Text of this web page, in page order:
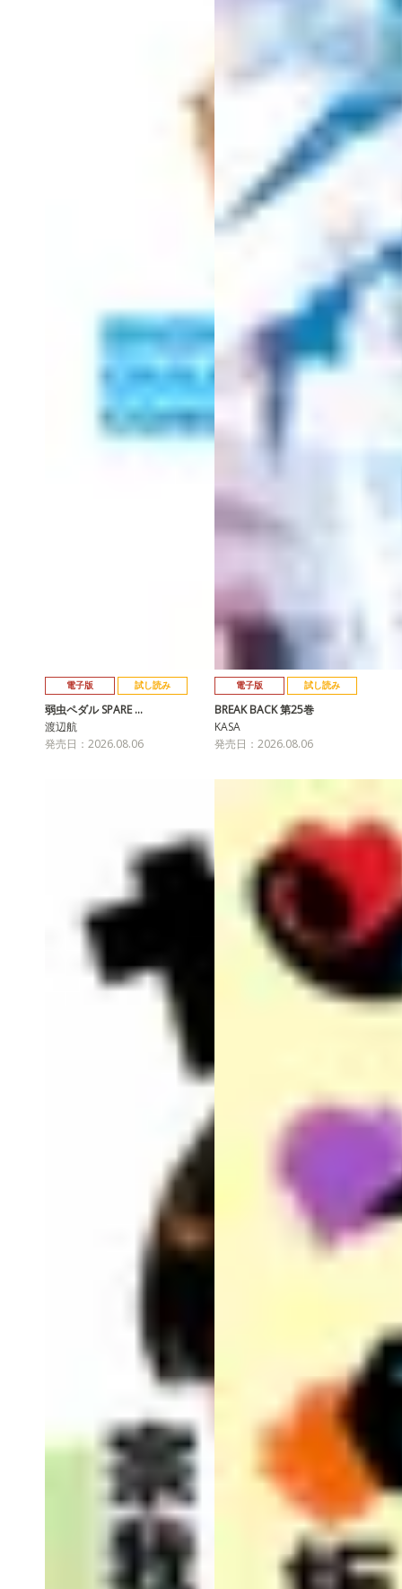
電子版 試し読み
弱虫ペダル SPARE …
渡辺航
発売日：2026.08.06
電子版 試し読み
BREAK BACK 第25巻
KASA
発売日：2026.08.06